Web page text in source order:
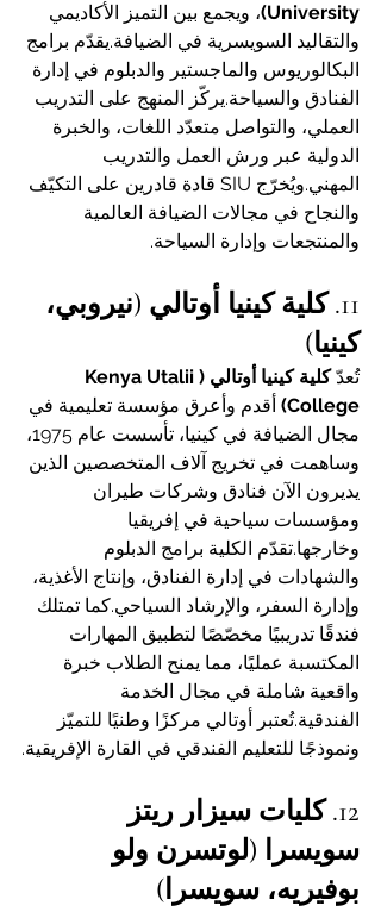
University) ، ويجمع بين التميز الأكاديمي
والتقاليد السويسرية في الضيافة.يقدّم برامج
البكالوريوس والماجستير والدبلوم في إدارة
الفنادق والسياحة.يركّز المنهج على التدريب
العملي، والتواصل متعدّد اللغات، والخبرة
الدولية عبر ورش العمل والتدريب
المهني.ويُخرّج SIU قادة قادرين على التكيّف
والنجاح في مجالات الضيافة العالمية
والمنتجعات وإدارة السياحة.
11. كلية كينيا أوتالي (نيروبي،
كينيا)
تُعدّ
كلية كينيا أوتالي (Kenya Utalii
College) أقدم وأعرق مؤسسة تعليمية في
مجال الضيافة في كينيا، تأسست عام 1975،
وساهمت في تخريج آلاف المتخصصين الذين
يديرون الآن فنادق وشركات طيران
ومؤسسات سياحية في إفريقيا
وخارجها.تقدّم الكلية برامج الدبلوم
والشهادات في إدارة الفنادق، وإنتاج الأغذية،
وإدارة السفر، والإرشاد السياحي.كما تمتلك
فندقًا تدريبيًا مخصّصًا لتطبيق المهارات
المكتسبة عمليًا، مما يمنح الطلاب خبرة
واقعية شاملة في مجال الخدمة
الفندقية.تُعتبر أوتالي مركزًا وطنيًا للتميّز
ونموذجًا للتعليم الفندقي في القارة الإفريقية.
12. كليات سيزار ريتز
سويسرا (لوتسرن ولو
بوفيريه، سويسرا)